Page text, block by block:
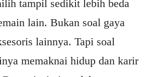
tampil sedikit lebih beda
lain. Bukan soal gaya
lainnya. Tapi soal
memaknai hidup dan karir